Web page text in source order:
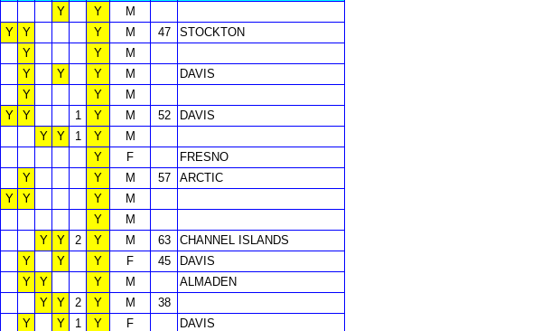
Y Y
M
Y Y Y M 47
STOCKTON
Y Y
M
Y Y Y M
DAVIS
Y Y
M
Y Y 1 Y M 52
DAVIS
Y Y 1 Y
M
Y F
FRESNO
Y Y M 57
ARCTIC
Y Y Y
M
Y
M
Y Y 2 Y M 63
CHANNEL ISLANDS
Y Y Y F 45
DAVIS
Y Y Y M
ALMADEN
Y Y 2 Y M
38
Y Y 1 Y F
DAVIS